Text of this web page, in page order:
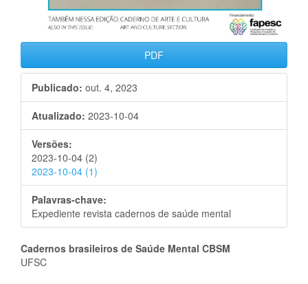
PDF
Publicado: out. 4, 2023
Atualizado: 2023-10-04
Versões:
2023-10-04 (2)
2023-10-04 (1)
Palavras-chave:
Expediente revista cadernos de saúde mental
Conteúdo
Cadernos brasileiros de Saúde Mental CBSM
UFSC